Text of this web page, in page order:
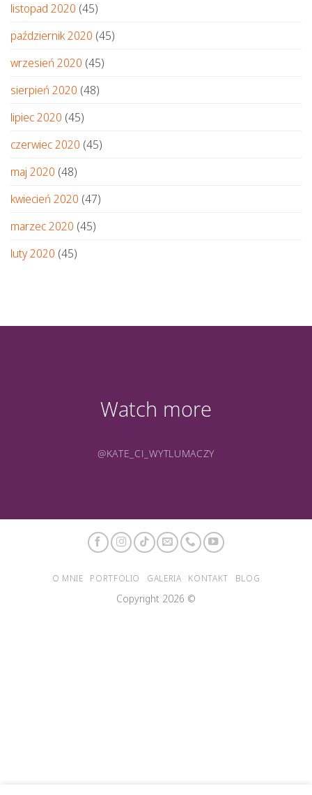
listopad 2020 (45)
październik 2020 (45)
wrzesień 2020 (45)
sierpień 2020 (48)
lipiec 2020 (45)
czerwiec 2020 (45)
maj 2020 (48)
kwiecień 2020 (47)
marzec 2020 (45)
luty 2020 (45)
Watch more
@KATE_CI_WYTLUMACZY
O MNIE PORTFOLIO GALERIA KONTAKT BLOG
Copyright 2026 ©